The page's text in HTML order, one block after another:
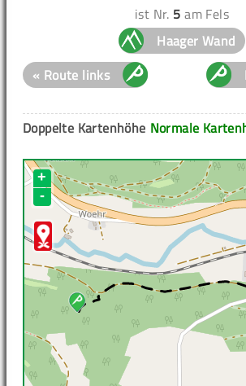
ist Nr. 5 am Fels
Haager Wand
« Route links
Normale
Doppelte Kartenhöhe
+
-